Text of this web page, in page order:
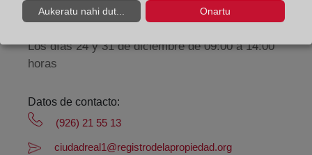
De lunes a viernes de 09:00 a 17:00 horas
Los días 24 y 31 de diciembre de 09:00 a 14:00
horas
Datos de contacto:
(926) 21 55 13
ciudadreal1@registrodelapropiedad.org
Aukeratu nahi dut... Onartu